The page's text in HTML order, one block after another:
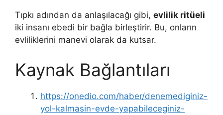
Tıpkı adından da anlaşılacağı gibi, evlilik ritüeli
iki insanı ebedi bir bağla birleştirir. Bu, onların
evliliklerini manevi olarak da kutsar.
Kaynak Bağlantıları
https://onedio.com/haber/denemediginiz-
yol-kalmasin-evde-yapabileceginiz-